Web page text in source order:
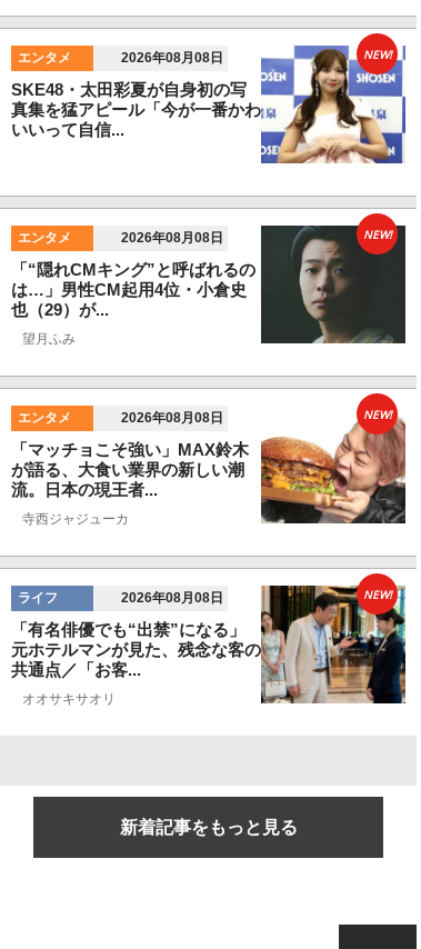
エンタメ 2026年08月08日
SKE48・太田彩夏が自身初の写
真集を猛アピール「今が一番かわ
いいって自信...
NEW!
エンタメ 2026年08月08日
「“隠れCMキング”と呼ばれるの
は…」男性CM起用4位・小倉史
也（29）が...
望月ふみ
NEW!
エンタメ 2026年08月08日
「マッチョこそ強い」MAX鈴木
が語る、大食い業界の新しい潮
流。日本の現王者...
寺西ジャジューカ
NEW!
ライフ 2026年08月08日
「有名俳優でも“出禁”になる」
元ホテルマンが見た、残念な客の
共通点／「お客...
オオサキサオリ
NEW!
新着記事をもっと見る